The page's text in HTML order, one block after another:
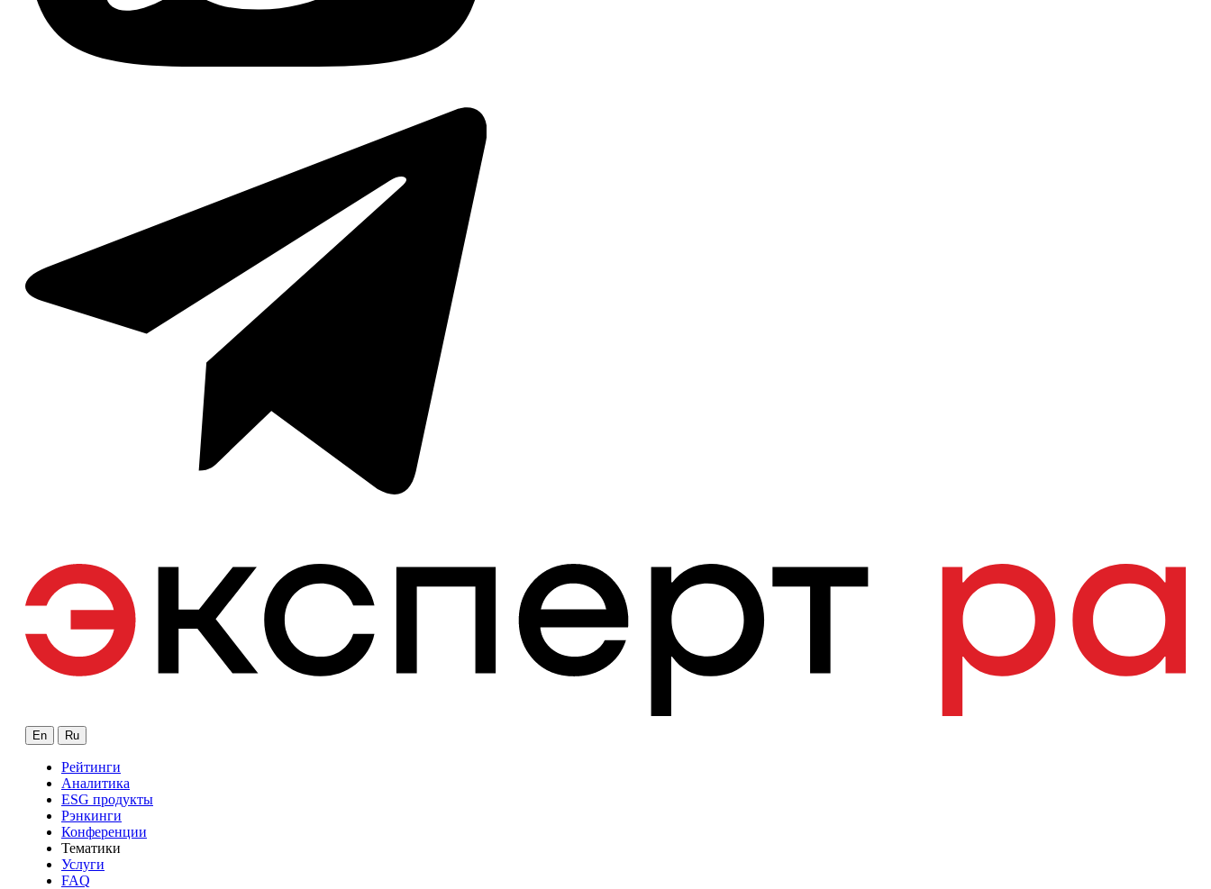
En Ru
Рейтинги
Аналитика
ESG продукты
Рэнкинги
Конференции
Тематики
Услуги
FAQ